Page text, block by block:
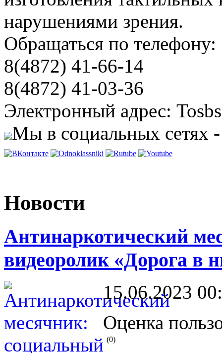
нарушениями зрения.
Обращаться по телефону:
8(4872) 41-66-14
8(4872) 41-03-36
Электронный адрес:
Мы в социальных сетях
Новости
Антинаркотический
видеоролик «Дорога в
15.06.2023
Оценка
(0)